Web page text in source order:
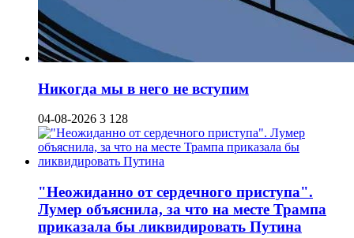
Никогда мы в него не вступим
04-08-2026 3 128
"Неожиданно от сердечного приступа".
Лумер объяснила, за что на месте Трампа
приказала бы ликвидировать Путина